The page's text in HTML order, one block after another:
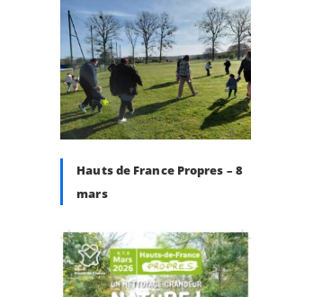
Hauts de France Propres – 8
mars